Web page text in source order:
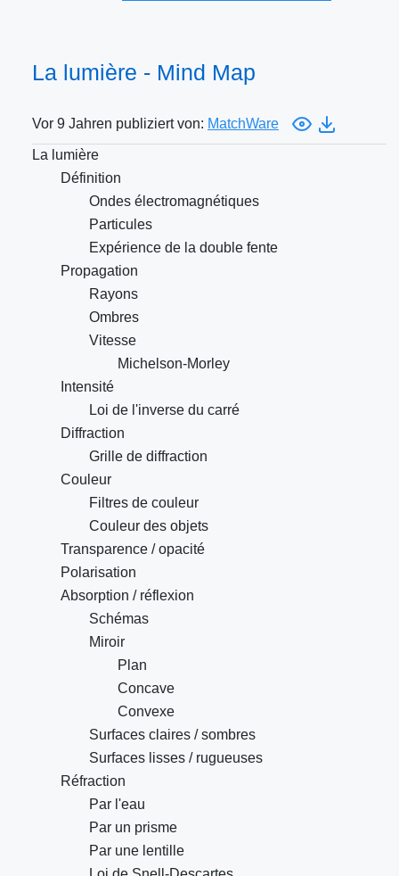
La lumière - Mind Map
Vor 9 Jahren publiziert von: MatchWare
La lumière
Définition
Ondes électromagnétiques
Particules
Expérience de la double fente
Propagation
Rayons
Ombres
Vitesse
Michelson-Morley
Intensité
Loi de l'inverse du carré
Diffraction
Grille de diffraction
Couleur
Filtres de couleur
Couleur des objets
Transparence / opacité
Polarisation
Absorption / réflexion
Schémas
Miroir
Plan
Concave
Convexe
Surfaces claires / sombres
Surfaces lisses / rugueuses
Réfraction
Par l'eau
Par un prisme
Par une lentille